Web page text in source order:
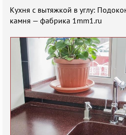
Кухня с вытяжкой в углу:
камня — фабрика 1mm1.ru